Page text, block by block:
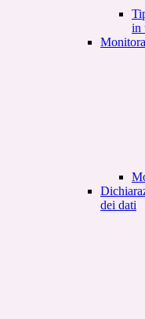
in
dei dati